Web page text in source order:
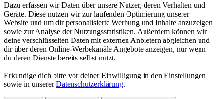
Dazu erfassen wir Daten über unsere Nutzer, deren Verhalten und
Geräte. Diese nutzen wir zur laufenden Optimierung unserer
Website und um dir personalisierte Werbung und Inhalte anzuzeigen
sowie zur Analyse der Nutzungsstatistiken. Außerdem können wir
deine verschlüsselten Daten mit externen Anbietern abgleichen und
dir über deren Online-Werbekanäle Angebote anzeigen, nur wenn
du deren Dienste bereits selbst nutzt.
Erkundige dich bitte vor deiner Einwilligung in den Einstellungen
sowie in unsererDatenschutzerklärung.